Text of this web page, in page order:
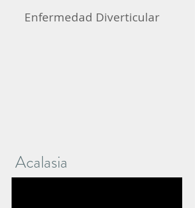
Enfermedad Diverticular
Acalasia